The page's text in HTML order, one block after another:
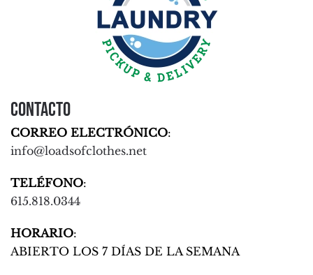
Contacto
CORREO ELECTRÓNICO:
info@loadsofclothes.net
TELÉFONO:
615.818.0344
HORARIO:
ABIERTO LOS 7 DÍAS DE LA SEMANA